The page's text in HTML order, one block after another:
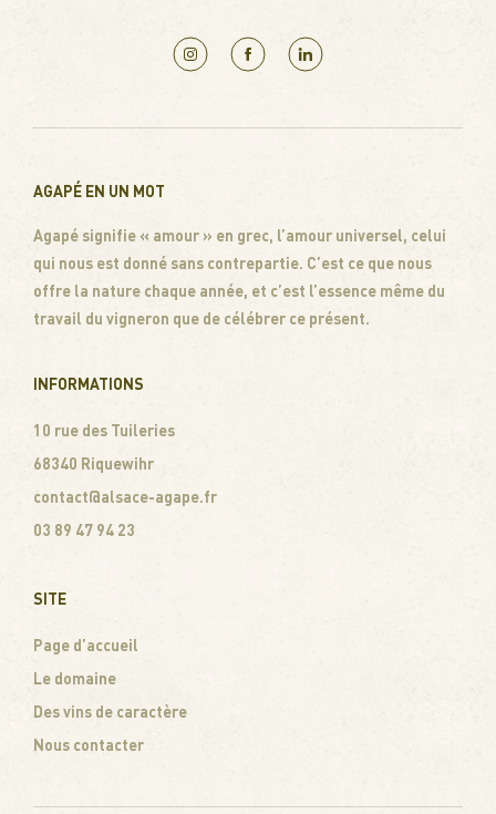
AGAPÉ EN UN MOT
Agapé signifie « amour » en grec, l’amour universel, celui
qui nous est donné sans contrepartie. C’est ce que nous
offre la nature chaque année, et c’est l’essence même du
travail du vigneron que de célébrer ce présent.
INFORMATIONS
10 rue des Tuileries
68340 Riquewihr
contact@alsace-agape.fr
03 89 47 94 23
SITE
Page d’accueil
Le domaine
Des vins de caractère
Nous contacter